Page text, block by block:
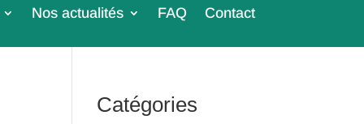
Nos actualités FAQ Contact
Catégories